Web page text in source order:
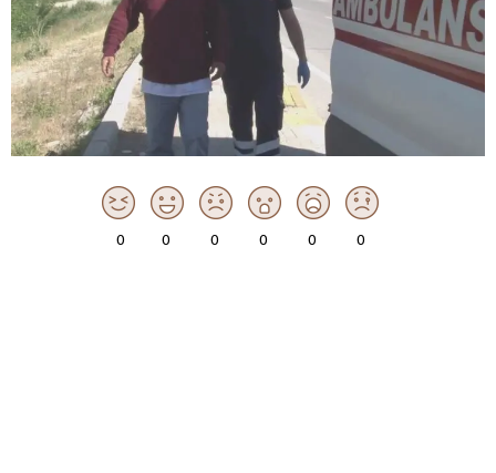
0 0 0 0 0 0